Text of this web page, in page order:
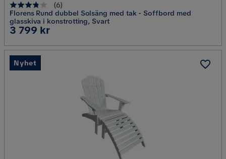
(6)
Florens Rund dubbel Solsäng med tak - Soffbord med
glasskiva i konstrotting, Svart
Pris
3 799 kr
Nyhet